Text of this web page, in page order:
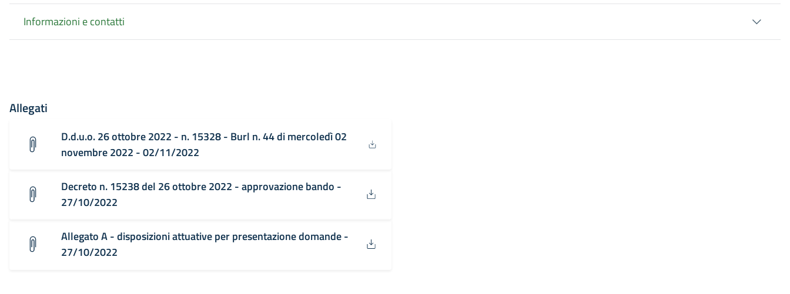
Informazioni e contatti
Allegati
D.d.u.o. 26 ottobre 2022 - n. 15328 - Burl n. 44 di mercoledì 02
novembre 2022 - 02/11/2022
Decreto n. 15238 del 26 ottobre 2022 - approvazione bando -
27/10/2022
Allegato A - disposizioni attuative per presentazione domande -
27/10/2022